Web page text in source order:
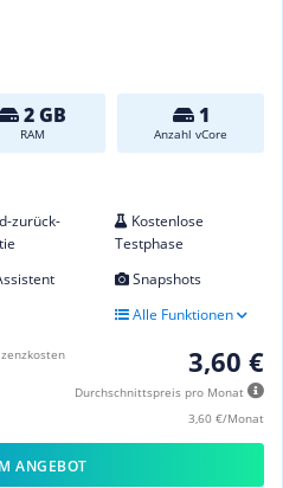
2 GB
RAM
1
Anzahl vCore
zurück-
Kostenlose
Testphase
Snapshots
Alle Funktionen
3,60 €
Durchschnittspreis pro Monat
3,60 €/Monat
ANGEBOT